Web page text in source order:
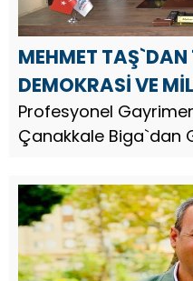
MEHMET TAŞ`DAN
DEMOKRASİ VE
MESAJI
Profesyonel
Çanakkale Biga`dan
Temmuz Demokrasi
dolayısıyla bir mesaj